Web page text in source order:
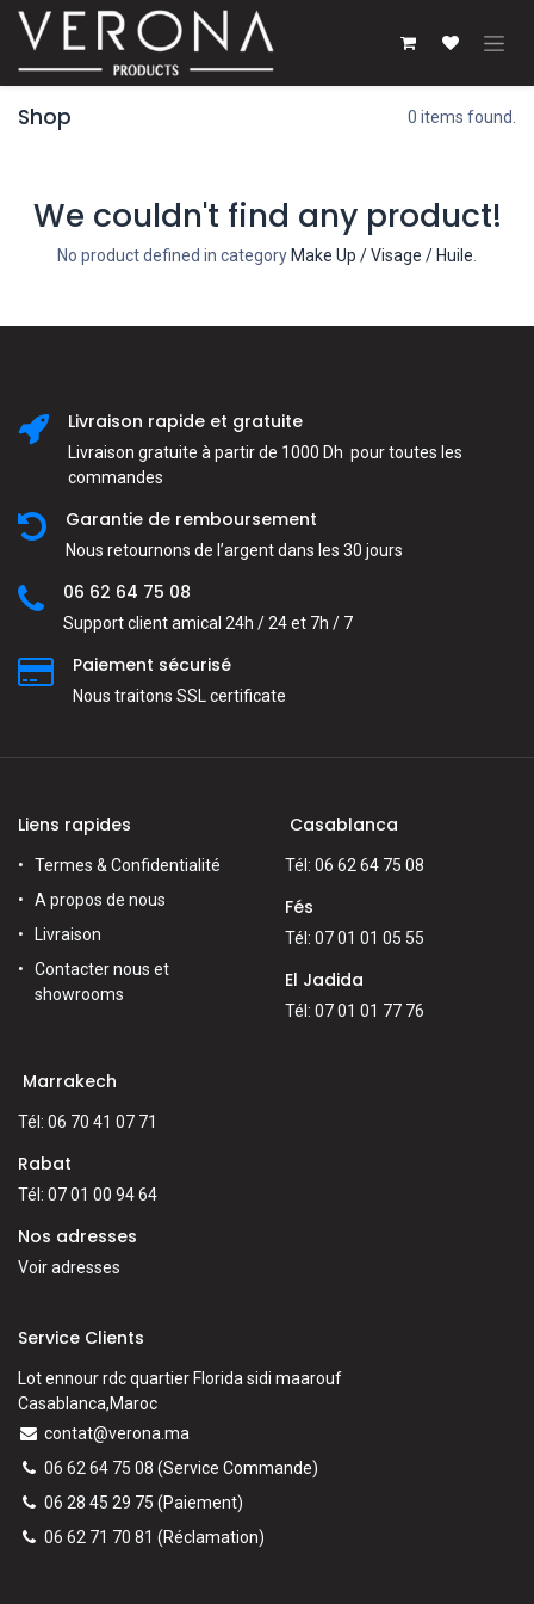
Se rendre au contenu
Shop 0 items found.
We couldn't find any product!
No product defined in category Make Up / Visage / Huile
Livraison rapide et gratuite
Livraison gratuite à partir de 1000 Dh pour toutes les
commandes
Garantie de remboursement
Nous retournons de l’argent dans les 30 jours
06 62 64 75 08
Support client amical 24h / 24 et 7h / 7
Paiement sécurisé
Nous traitons SSL сertificate
Liens rapides
Termes & Confidentialité
A propos de nous
Livraison
Contacter nous et
showrooms
Casablanca
Tél: 06 62 64 75 08
Fés
Tél: 07 01 01 05 55
El Jadida
Tél: 07 01 01 77 76
Marrakech
Tél: 06 70 41 07 71
Rabat
Tél: 07 01 00 94 64
Nos adresses
Voir adresses
Service Clients
Lot ennour rdc quartier Florida sidi maarouf
Casablanca,Maroc
contat@verona.ma
06 62 64 75 08 (Service Commande)
06 28 45 29 75 (Paiement)
06 62 71 70 81 (Réclamation)